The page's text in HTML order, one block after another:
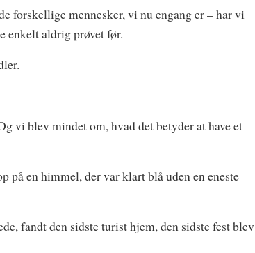
forskellige mennesker, vi nu engang er – har vi
enkelt aldrig prøvet før.
vi blev mindet om, hvad det betyder at have et
på en himmel, der var klart blå uden en eneste
fandt den sidste turist hjem, den sidste fest blev